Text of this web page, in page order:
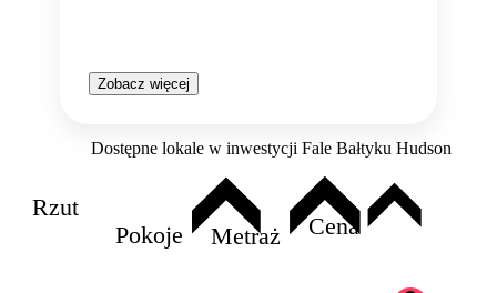
Zobacz więcej
Dostępne lokale w inwestycji Fale Bałtyku Hudson
Rzut
Pokoje
Metraż Cena